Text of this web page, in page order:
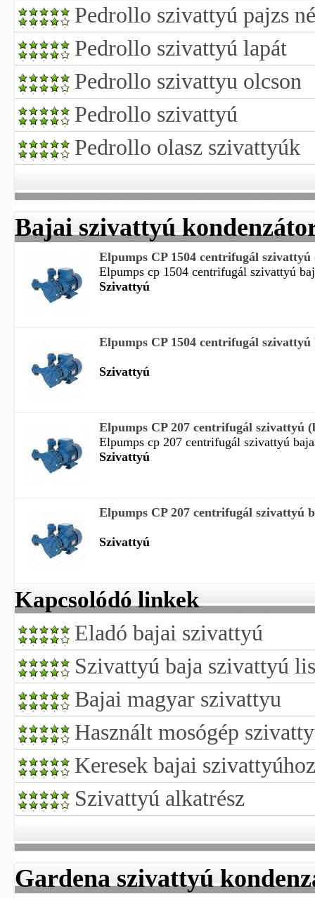
Pedrollo szivattyú pajzs
Pedrollo szivattyú lapát
Pedrollo szivattyu olcson
Pedrollo szivattyú
Pedrollo olasz szivattyúk
Bajai szivattyú
Elpumps CP 1504 centrifugál
Elpumps cp 1504 centrifugál szivattyú
Szivattyú
Elpumps CP 1504 centrifugál szivattyú
Szivattyú
Elpumps CP 207 centrifugál szivattyú
Elpumps cp 207 centrifugál szivattyú
Szivattyú
Elpumps CP 207 centrifugál szivattyú
Szivattyú
Kapcsolódó linkek
Eladó bajai szivattyú
Szivattyú baja szivattyú
Bajai magyar szivattyu
Használt mosógép
Keresek bajai
Szivattyú alkatrész
Gardena szivattyú